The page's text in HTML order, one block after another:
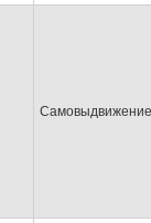
Самовыдвижение